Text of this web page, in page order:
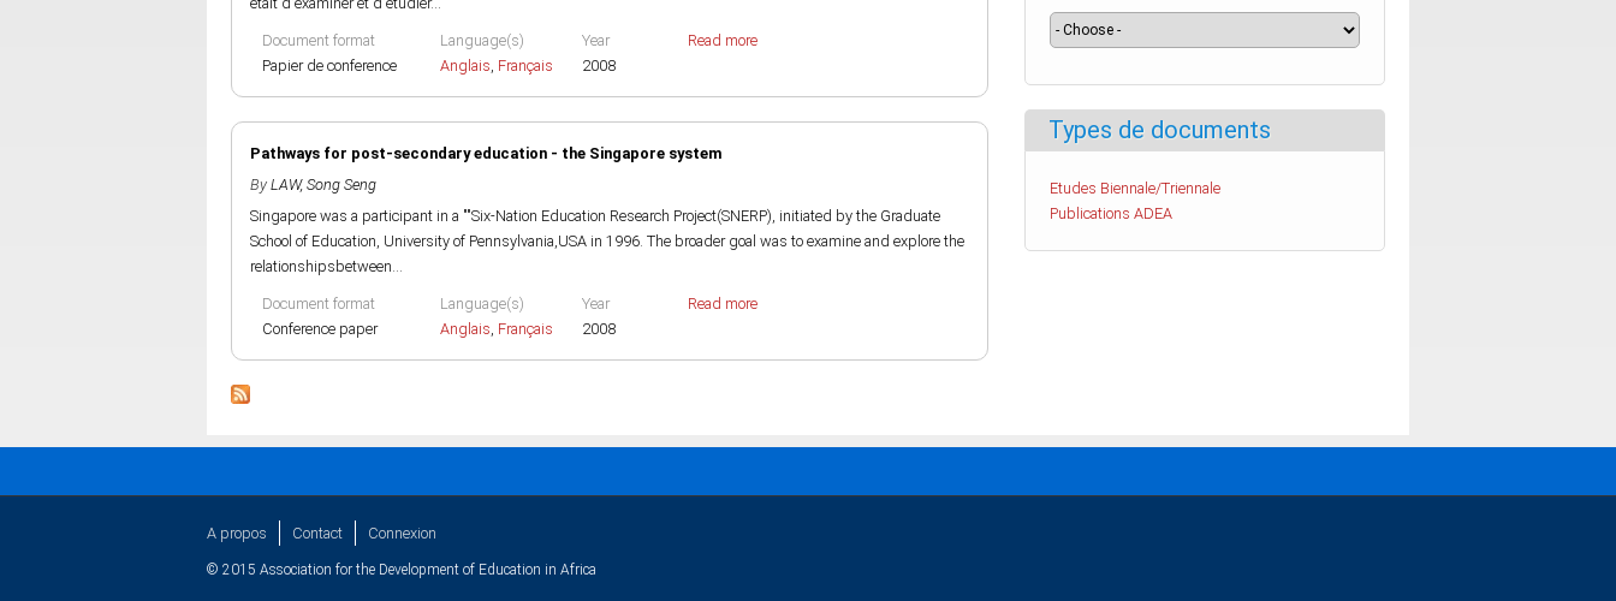
Document format
Papier de conference
Language(s)
Anglais, Français
Year
2008
Read more
Pathways for post-secondary education - the Singapore system
By LAW, Song Seng
Singapore was a participant in a ""Six-Nation Education Research Project(SNERP), initiated by the Graduate
School of Education, University of Pennsylvania,USA in 1996. The broader goal was to examine and explore the
relationshipsbetween...
Document format
Conference paper
Language(s)
Anglais, Français
Year
2008
Read more
Types de documents
Etudes Biennale/Triennale
Publications ADEA
A propos Contact Connexion
© 2015 Association for the Development of Education in Africa